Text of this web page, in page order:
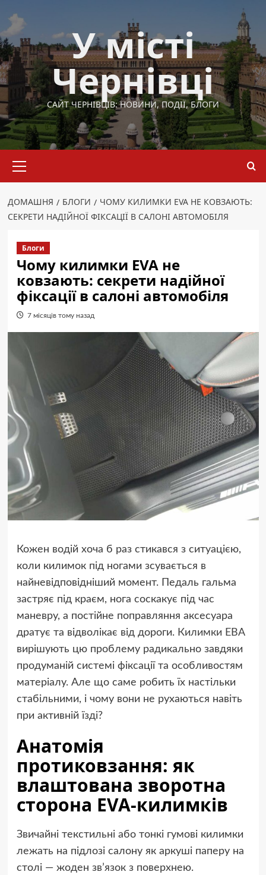
до
вмісту
У місті
Чернівці
САЙТ ЧЕРНІВЦІВ: НОВИНИ, ПОДІЇ, БЛОГИ
меню
ДОМАШНЯ БЛОГИ
ЧОМУ КИЛИМКИ EVA НЕ КОВЗАЮТЬ:
СЕКРЕТИ НАДІЙНОЇ ФІКСАЦІЇ В САЛОНІ АВТОМОБІЛЯ
Блоги
Чому килимки EVA не
ковзають: секрети надійної
фіксації в салоні автомобіля
7 місяців тому назад
Кожен водій хоча б раз стикався з ситуацією,
коли килимок під ногами зсувається в
найневідповідніший момент. Педаль гальма
застряє під краєм, нога соскакує під час
маневру, а постійне поправляння аксесуара
дратує та відволікає від дороги. Килимки ЕВА
вирішують цю проблему радикально завдяки
продуманій системі фіксації та особливостям
матеріалу. Але що саме робить їх настільки
стабільними, і чому вони не рухаються навіть
при активній їзді?
Анатомія
протиковзання: як
влаштована зворотна
сторона EVA-килимків
Звичайні текстильні або тонкі гумові килимки
лежать на підлозі салону як аркуші паперу на
столі — жоден зв’язок з поверхнею.